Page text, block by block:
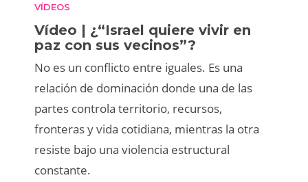
VÍDEOS
Vídeo | ¿“Israel quiere vivir en
paz con sus vecinos”?
No es un conflicto entre iguales. Es una
relación de dominación donde una de las
partes controla territorio, recursos,
fronteras y vida cotidiana, mientras la otra
resiste bajo una violencia estructural
constante.